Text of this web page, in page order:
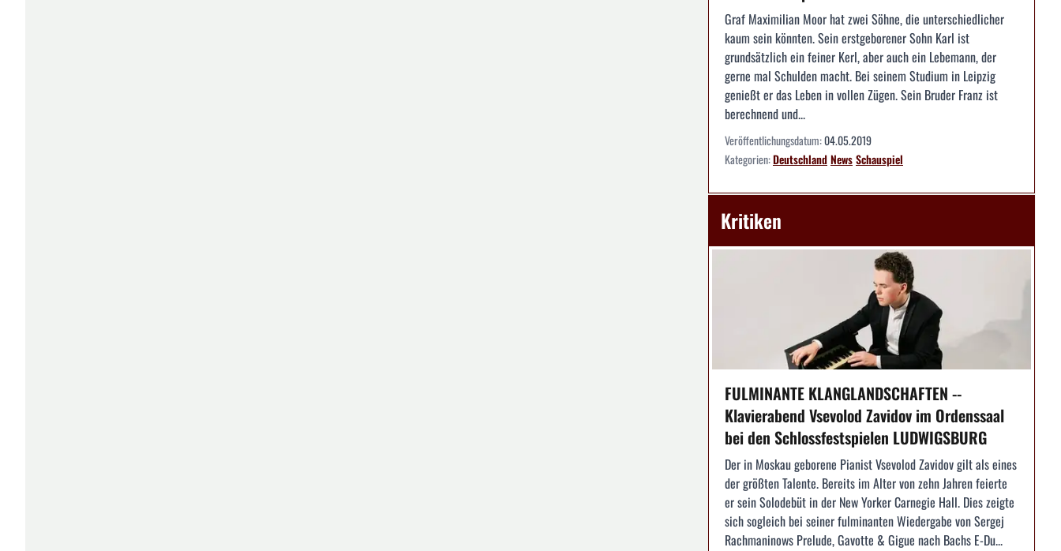
Graf Maximilian Moor hat zwei Söhne, die unterschiedlicher
kaum sein könnten. Sein erstgeborener Sohn Karl ist
grundsätzlich ein feiner Kerl, aber auch ein Lebemann, der
gerne mal Schulden macht. Bei seinem Studium in Leipzig
genießt er das Leben in vollen Zügen. Sein Bruder Franz ist
berechnend und...
Veröffentlichungsdatum:04.05.2019
Kategorien:DeutschlandNewsSchauspiel
Kritiken
FULMINANTE KLANGLANDSCHAFTEN --
Klavierabend Vsevolod Zavidov im Ordenssaal
bei den Schlossfestspielen LUDWIGSBURG
Der in Moskau geborene Pianist Vsevolod Zavidov gilt als eines
der größten Talente. Bereits im Alter von zehn Jahren feierte
er sein Solodebüt in der New Yorker Carnegie Hall. Dies zeigte
sich sogleich bei seiner fulminanten Wiedergabe von Sergej
Rachmaninows Prelude, Gavotte & Gigue nach Bachs E-Du...